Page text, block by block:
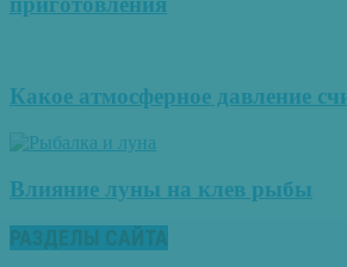
Какое атмосферное давление
Влияние луны на клев рыбы
РАЗДЕЛЫ САЙТА